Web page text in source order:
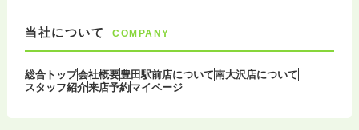
当社について COMPANY
総合トップ会社概要豊田駅前店について南大沢店について
スタッフ紹介来店予約マイページ